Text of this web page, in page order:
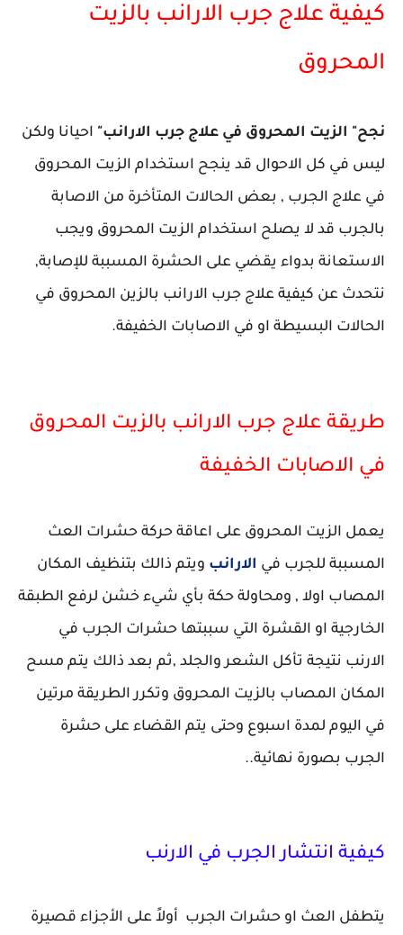
كيفية علاج جرب الارانب بالزيت
المحروق
نجح" الزيت المحروق في علاج جرب الارانب" احيانا ولكن
ليس في كل الاحوال قد ينجح استخدام الزيت المحروق
في علاج الجرب , بعض الحالات المتأخرة من الاصابة
بالجرب قد لا يصلح استخدام الزيت المحروق ويجب
الاستعانة بدواء يقضي على الحشرة المسببة للإصابة,
نتحدث عن كيفية علاج جرب الارانب بالزين المحروق في
الحالات البسيطة او في الاصابات الخفيفة.
طريقة علاج جرب الارانب بالزيت المحروق
في الاصابات الخفيفة
يعمل الزيت المحروق على اعاقة حركة حشرات العث
المسببة للجرب في الارانب ويتم ذالك بتنظيف المكان
المصاب اولا , ومحاولة حكة بأي شيء خشن لرفع الطبقة
الخارجية او القشرة التي سببتها حشرات الجرب في
الارنب نتيجة تأكل الشعر والجلد ,ثم بعد ذالك يتم مسح
المكان المصاب بالزيت المحروق وتكرر الطريقة مرتين
في اليوم لمدة اسبوع وحتى يتم القضاء على حشرة
الجرب بصورة نهائية..
كيفية انتشار الجرب في الارنب
يتطفل العث او حشرات الجرب أولاً على الأجزاء قصيرة